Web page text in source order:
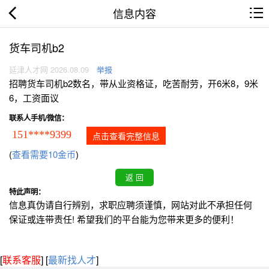
信息内容
货车司机b2
延津人才网 2026.08.09 举报
招聘货车司机b2数名，带从业资格证，吃苦耐劳，开6米8，9米
6，工资面议
联系人手机/微信：
151****9399 点击查看完整信息
(查看需要10金币)
特此声明：
信息真伪请自行辨别，求职应聘须谨慎，网站对此不承担任何
保证或连带责任! 希望我们的平台能为您带来更多的便利！
[联系客服] [最新找人才]